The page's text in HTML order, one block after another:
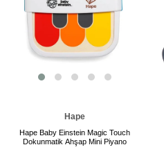
Hape
Hape Baby Einstein Magic Touch
Dokunmatik Ahşap Mini Piyano